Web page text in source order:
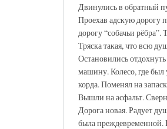
Двинулись в обратный
Проехав адскую дорогу
дорогу “собачьи рёбра”.
Тряска такая, что всю
Остановились
машину. Колесо, где был
корда. Поменял на
Вышли на асфальт.
Дорога новая. Радует
была преждевременной.